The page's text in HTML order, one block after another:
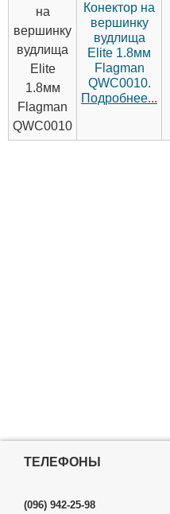
Конектор на
вершинку
вудлища
Elite 1.8мм
Flagman
QWC0010.
Подробнее...
ТЕЛЕФОНЫ
(096) 942-25-98